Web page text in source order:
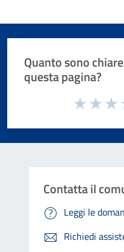
Quanto sono
questa pagina?
Valuta da 1 a 5 stelle la
Contatta il
Leggi le
Richiedi